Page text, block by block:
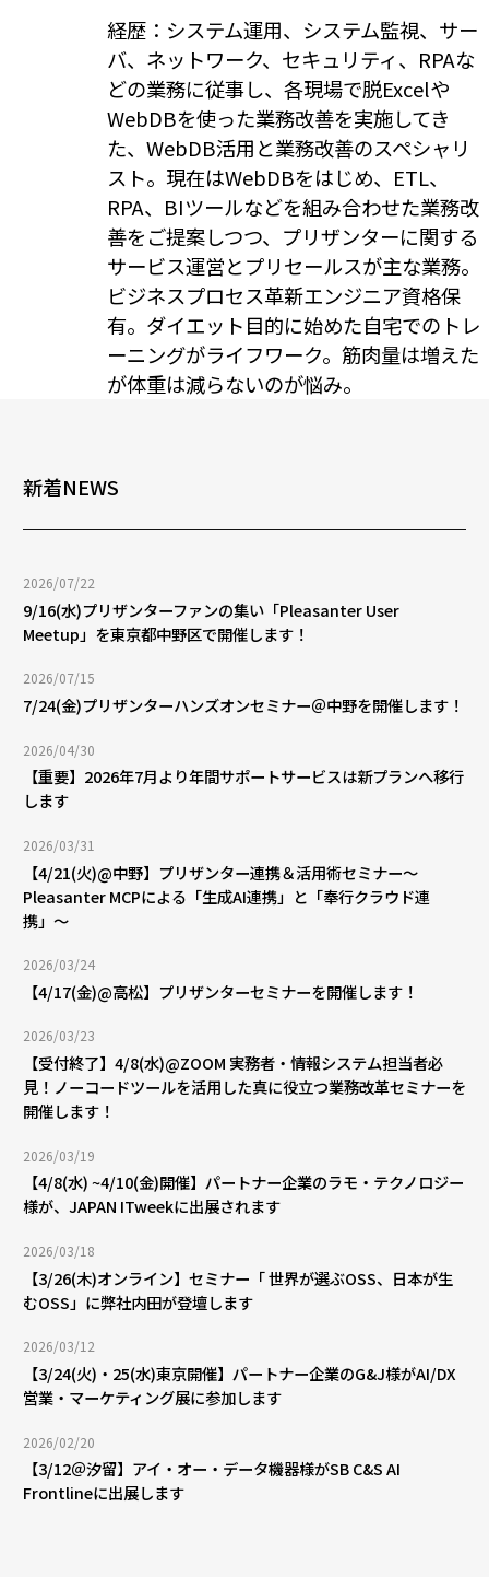
経歴：システム運用、システム監視、サー
バ、ネットワーク、セキュリティ、RPAな
どの業務に従事し、各現場で脱Excelや
WebDBを使った業務改善を実施してき
た、WebDB活用と業務改善のスペシャリ
スト。現在はWebDBをはじめ、ETL、
RPA、BIツールなどを組み合わせた業務改
善をご提案しつつ、プリザンターに関する
サービス運営とプリセールスが主な業務。
ビジネスプロセス革新エンジニア資格保
有。ダイエット目的に始めた自宅でのトレ
ーニングがライフワーク。筋肉量は増えた
が体重は減らないのが悩み。
新着NEWS
2026/07/22
9/16(水)プリザンターファンの集い「Pleasanter User
Meetup」を東京都中野区で開催します！
2026/07/15
7/24(金)プリザンターハンズオンセミナー＠中野を開催します！
2026/04/30
【重要】2026年7月より年間サポートサービスは新プランへ移行
します
2026/03/31
【4/21(火)@中野】プリザンター連携＆活用術セミナー〜
Pleasanter MCPによる「生成AI連携」と「奉行クラウド連
携」〜
2026/03/24
【4/17(金)@高松】プリザンターセミナーを開催します！
2026/03/23
【受付終了】4/8(水)@ZOOM 実務者・情報システム担当者必
見！ノーコードツールを活用した真に役立つ業務改革セミナーを
開催します！
2026/03/19
【4/8(水) ~4/10(金)開催】パートナー企業のラモ・テクノロジー
様が、JAPAN ITweekに出展されます
2026/03/18
【3/26(木)オンライン】セミナー「 世界が選ぶOSS、日本が生
むOSS」に弊社内田が登壇します
2026/03/12
【3/24(火)・25(水)東京開催】パートナー企業のG&J様がAI/DX
営業・マーケティング展に参加します
2026/02/20
【3/12＠汐留】アイ・オー・データ機器様がSB C&S AI
Frontlineに出展します